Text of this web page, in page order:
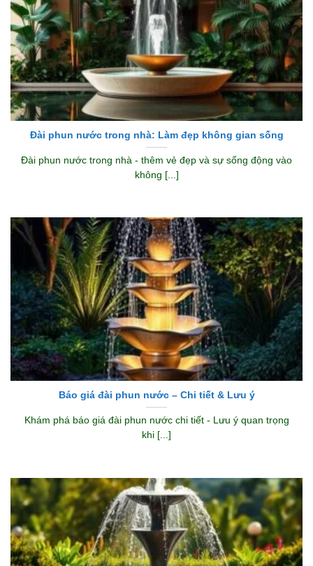
Đài phun nước trong nhà: Làm đẹp không gian sống
Đài phun nước trong nhà - thêm vẻ đẹp và sự sống động vào
không [...]
Báo giá đài phun nước – Chi tiết & Lưu ý
Khám phá báo giá đài phun nước chi tiết - Lưu ý quan trọng
khi [...]